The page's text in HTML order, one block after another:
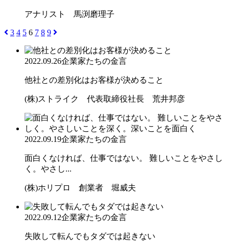
アナリスト 馬渕磨理子
3 4 5 6 7 8 9
2022.09.26企業家たちの金言
他社との差別化はお客様が決めること
(株)ストライク 代表取締役社長 荒井邦彦
2022.09.19企業家たちの金言
面白くなければ、仕事ではない。 難しいことをやさし
く。やさし...
(株)ホリプロ 創業者 堀威夫
2022.09.12企業家たちの金言
失敗して転んでもタダでは起きない